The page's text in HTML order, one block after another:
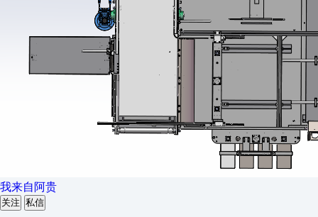
我来自阿贵
关注 私信